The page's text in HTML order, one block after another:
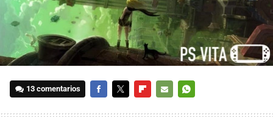
13 comentarios